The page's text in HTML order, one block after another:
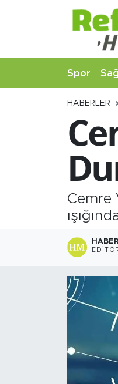
Spor
HABERLER
Cemre
Estetik
Firmalardan
İş ve Ekonomi
Moda-Magazin-
Sağlık Turizmi
Teknoloji
Nöbetçi
Hava Durumu
Namaz Vakitleri
Trafik Durumu
Şampiyonlar Ligi
Tüm Manşetler
Son Dakika
Haber Arşivi